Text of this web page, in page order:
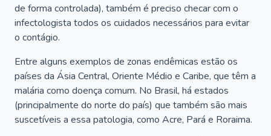
de forma controlada), também é preciso checar com o
infectologista todos os cuidados necessários para evitar
o contágio.
Entre alguns exemplos de zonas endêmicas estão os
países da Ásia Central, Oriente Médio e Caribe, que têm a
malária como doença comum. No Brasil, há estados
(principalmente do norte do país) que também são mais
suscetíveis a essa patologia, como Acre, Pará e Roraima.